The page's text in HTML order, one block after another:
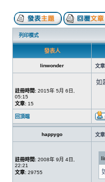
列印模式
發表人
linwonder 文
註冊時間: 2015年 5月 6日,
05:15
文章: 15
如
回頂端
happygo 文
註冊時間: 2008年 9月 4日,
22:21
文章: 29755